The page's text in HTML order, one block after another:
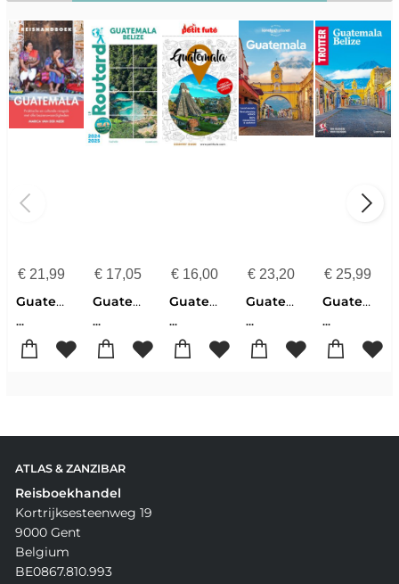
€21,99
Guatemala
...
€17,05
Guatemala Belize 2024-2025
...
€ 16,00
Guatemala
...
€ 23,20
Guatemala 8
...
€ 25,99
Guatemala Belize
...
ATLAS & ZANZIBAR
Reisboekhandel
Kortrijksesteenweg 19
9000 Gent
Belgium
BE0867.810.993